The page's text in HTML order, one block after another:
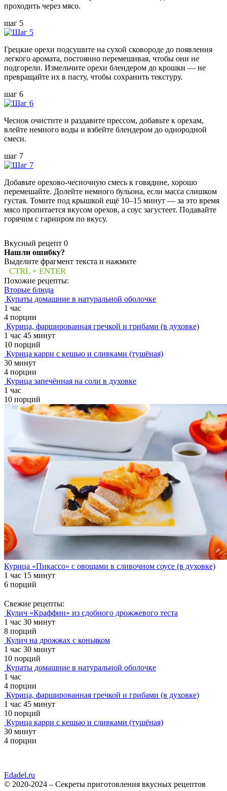
проходить через мясо.
шаг 5
Грецкие орехи подсушите на сухой сковороде до появления
легкого аромата, постоянно перемешивая, чтобы они не
подгорели. Измельчите орехи блендером до крошки — не
превращайте их в пасту, чтобы сохранить текстуру.
шаг 6
Чеснок очистите и раздавите прессом, добавьте к орехам,
влейте немного воды и взбейте блендером до однородной
смеси.
шаг 7
Добавьте орехово-чесночную смесь к говядине, хорошо
перемешайте. Долейте немного бульона, если масса слишком
густая. Томите под крышкой ещё 10–15 минут — за это время
мясо пропитается вкусом орехов, а соус загустеет. Подавайте
горячим с гарниром по вкусу.
Вкусный рецепт 0
Нашли ошибку?
Выделите фрагмент текста и нажмите
CTRL + ENTER
Похожие рецепты:
Вторые блюда
Купаты домашние в натуральной оболочке
1 час
4 порции
Курица, фаршированная гречкой и грибами (в духовке)
1 час 45 минут
10 порций
Курица карри с кешью и сливками (тушёная)
30 минут
4 порции
Курица запечённая на соли в духовке
1 час
10 порций
Курица «Пикассо» с овощами в сливочном соусе (в духовке)
1 час 15 минут
6 порций
Свежие рецепты:
Кулич «Краффин» из сдобного дрожжевого теста
1 час 30 минут
8 порций
Кулич на дрожжах с коньяком
1 час 30 минут
10 порций
Купаты домашние в натуральной оболочке
1 час
4 порции
Курица, фаршированная гречкой и грибами (в духовке)
1 час 45 минут
10 порций
Курица карри с кешью и сливками (тушёная)
30 минут
4 порции
Edadel.ru
© 2020-2024 – Секреты приготовления вкусных рецептов